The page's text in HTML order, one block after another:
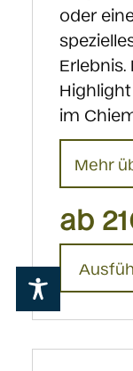
oder
Erlebnis.
im
Mehr
ab